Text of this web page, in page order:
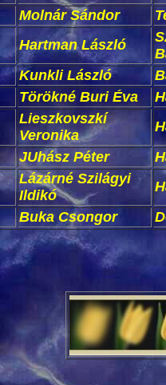
Molnár Sándor
Hartman László
Kunkli László
Törökné Buri Éva
Lieszkovszkí
Veronika
JUhász Péter
Lázárné Szilágyi
Ildikó
Buka Csongor